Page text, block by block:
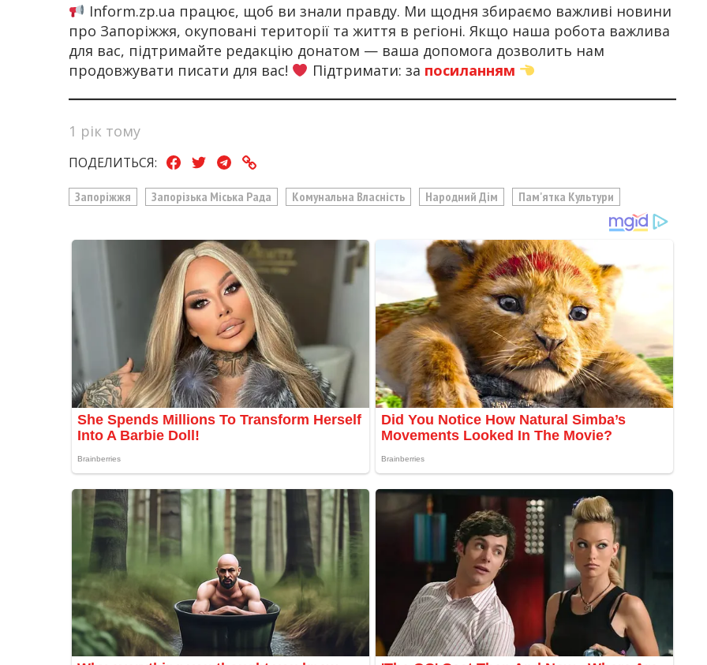
Inform.zp.ua працює, щоб ви знали правду. Ми щодня збираємо важливі новини
про Запоріжжя, окуповані території та життя в регіоні. Якщо наша робота важлива
для вас, підтримайте редакцію донатом — ваша допомога дозволить нам
продовжувати писати для вас!
Підтримати: за посиланням
1 рік тому
ПОДЕЛИТЬСЯ:
Запоріжжя Запорізька Міська Рада Комунальна Власність Народний Дім Пам'ятка Культури